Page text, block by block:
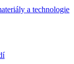
a technologie